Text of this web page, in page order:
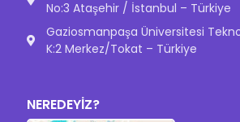
No:3 Ataşehir / İstanbul – Türkiye
Gaziosmanpaşa Üniversitesi
K:2 Merkez/Tokat – Türkiye
NEREDEYİZ?